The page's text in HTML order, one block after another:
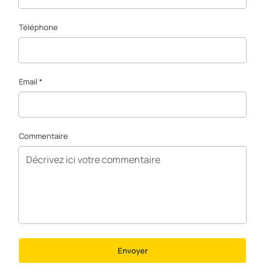
Téléphone
Email *
Commentaire
Envoyer